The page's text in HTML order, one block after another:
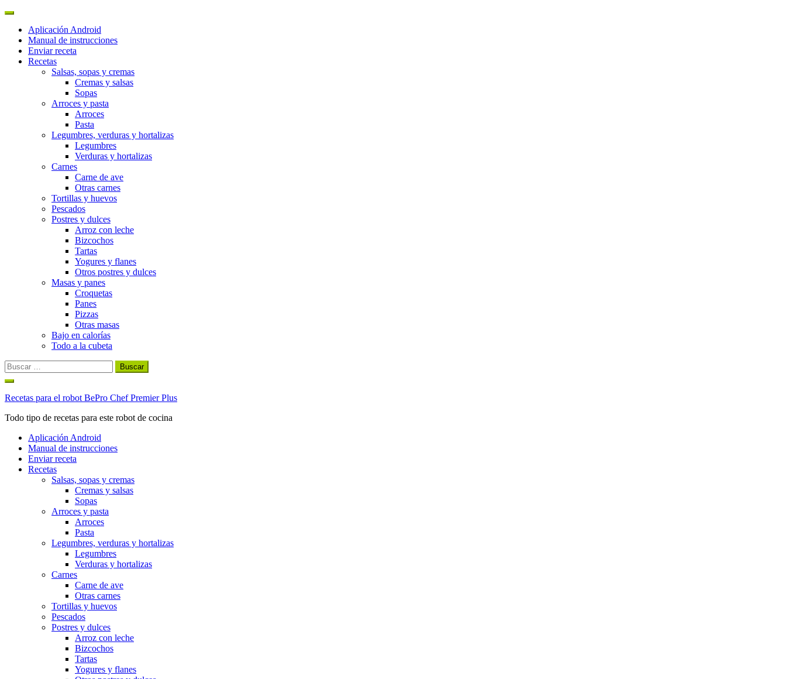
Aplicación Android
Manual de instrucciones
Enviar receta
Recetas
Salsas, sopas y cremas
Cremas y salsas
Sopas
Arroces y pasta
Arroces
Pasta
Legumbres, verduras y hortalizas
Legumbres
Verduras y hortalizas
Carnes
Carne de ave
Otras carnes
Tortillas y huevos
Pescados
Postres y dulces
Arroz con leche
Bizcochos
Tartas
Yogures y flanes
Otros postres y dulces
Masas y panes
Croquetas
Panes
Pizzas
Otras masas
Bajo en calorías
Todo a la cubeta
Buscar:
Ir
contenido
Recetas para el robot BePro Chef Premier Plus
Todo tipo de recetas para este robot de cocina
Aplicación Android
Manual de instrucciones
Enviar receta
Recetas
Salsas, sopas y cremas
Cremas y salsas
Sopas
Arroces y pasta
Arroces
Pasta
Legumbres, verduras y hortalizas
Legumbres
Verduras y hortalizas
Carnes
Carne de ave
Otras carnes
Tortillas y huevos
Pescados
Postres y dulces
Arroz con leche
Bizcochos
Tartas
Yogures y flanes